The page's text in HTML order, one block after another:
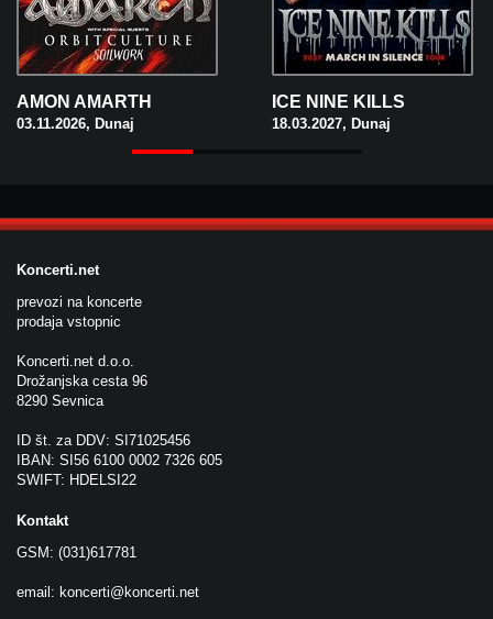
AMON AMARTH
03.11.2026, Dunaj
ICE NINE KILLS
18.03.2027, Dunaj
Koncerti.net
prevozi na koncerte
prodaja vstopnic
Koncerti.net d.o.o.
Drožanjska cesta 96
8290 Sevnica
ID št. za DDV: SI71025456
IBAN: SI56 6100 0002 7326 605
SWIFT: HDELSI22
Kontakt
GSM: (031)617781
email: koncerti@koncerti.net